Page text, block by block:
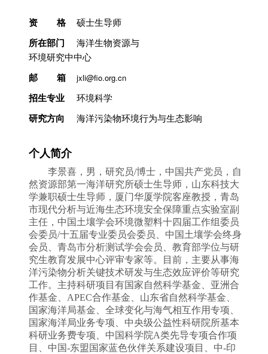
资 格 硕士生导师
所在部门
海洋生物资源与
环境研究中中心
邮 箱 jxli@fio.org.cn
招生专业 环境科学
研究方向 海洋污染物环境行为与生态影响
个人简介
李景喜， 男， 研究员/博士， 中国共产党员， 自
然资源部第一海洋研究所硕士生导师，山东科技大
学兼职硕士生导师， 厦门华厦学院客座教授 ，青岛
市现代分析与近海生态环境安全保障重点实验室副
主任，中国土壤学会环境微塑料十四届工作组委员
会委员/十五届专业委员会委员、中国土壤学会终身
会员、 青岛市分析测试学会会员、教育部学位与研
究生教育发展中心评审专家等。目前，主要从事海
洋污染物分析关键技术研发与生态效应评价等研究
工作。 主持科研项目有国家自然科学基金 、亚洲合
作基金、 APEC合作基金、山东省自然科学基金、
国家海洋局基金、 全球变化与海气相互作用专项
国家海洋局业务专项、 中央级公益性科研院所基本
科研业务费专项、中国科学院A类先导专项合作项
目、 中国-东盟国家蓝色伙伴关系建设项目、中-印